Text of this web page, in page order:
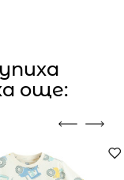
още: